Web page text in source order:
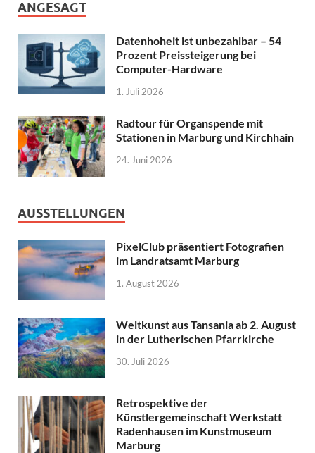
ANGESAGT
Datenhoheit ist unbezahlbar – 54
Prozent Preissteigerung bei
Computer-Hardware
1. Juli 2026
Radtour für Organspende mit
Stationen in Marburg und Kirchhain
24. Juni 2026
AUSSTELLUNGEN
PixelClub präsentiert Fotografien
im Landratsamt Marburg
1. August 2026
Weltkunst aus Tansania ab 2. August
in der Lutherischen Pfarrkirche
30. Juli 2026
Retrospektive der
Künstlergemeinschaft Werkstatt
Radenhausen im Kunstmuseum
Marburg